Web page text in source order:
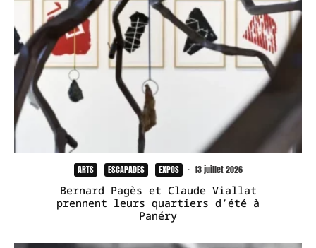
ARTS ESCAPADES EXPOS · 13 juillet 2026
Bernard Pagès et Claude Viallat
prennent leurs quartiers d’été à
Panéry